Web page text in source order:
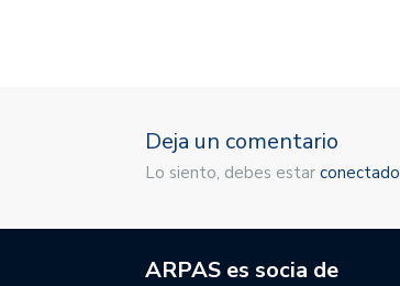
Deja un comentario
Lo siento, debes estar conectado
ARPAS es socia de